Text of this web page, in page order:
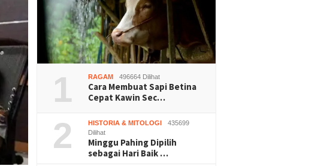
1 RAGAM 496664 Dilihat
Cara Membuat Sapi Betina
Cepat Kawin Sec…
2 HISTORIA & MITOLOGI
435699
Dilihat
Minggu Pahing Dipilih
sebagai Hari Baik …